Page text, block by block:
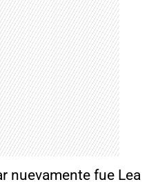
nuevamente fue Lea